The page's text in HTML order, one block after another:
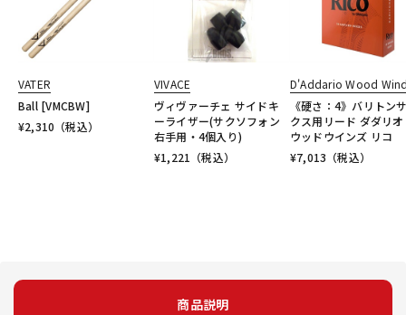
VATER
Ball [VMCBW]
¥2,310 （税込）
VIVACE
ヴィヴァーチェ サイドキ
ーライザー(サクソフォン
右手用・4個入り)
¥1,221 （税込）
D'Addario Wood
《硬さ：4》バリトン
クス用リード ダダリ
ウッドウインズ リコ
¥7,013 （税込）
商品説明